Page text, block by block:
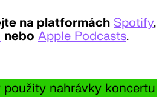
na platformách Spotify,
nebo Apple Podcasts.
nahrávky koncertu